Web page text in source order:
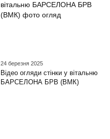
24 березня 2025
Відео огляди стінки у вітальню
БАРСЕЛОНА БРВ (ВМК)